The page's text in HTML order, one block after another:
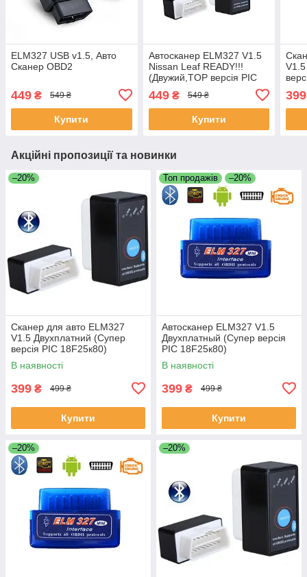
ELM327 USB v1.5, Авто
Сканер OBD2
449 ₴ 549 ₴
Купити
Автосканер ELM327 V1.5
Nissan Leaf READY!!!
(Двужий,TOP версія PIC
449₴ 549 ₴
Купити
399
Акційні пропозиції та новинки
–20%
Сканер для авто ELM327
V1.5 Двухплатний (Супер
версія PIC 18F25к80)
В наявності
399 ₴ 499 ₴
Купити
Топ продажів –20%
Автосканер ELM327 V1.5
Двухплатный (Супер версія
PIC 18F25к80)
В наявності
399 ₴ 499 ₴
Купити
–20% –20%